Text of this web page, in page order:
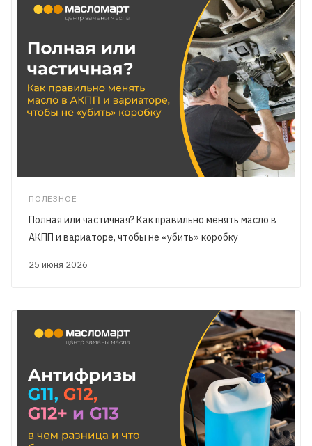
ПОЛЕЗНОЕ
25 июня 2026
Полная или частичная? Как правильно менять масло в
АКПП и вариаторе, чтобы не «убить» коробку